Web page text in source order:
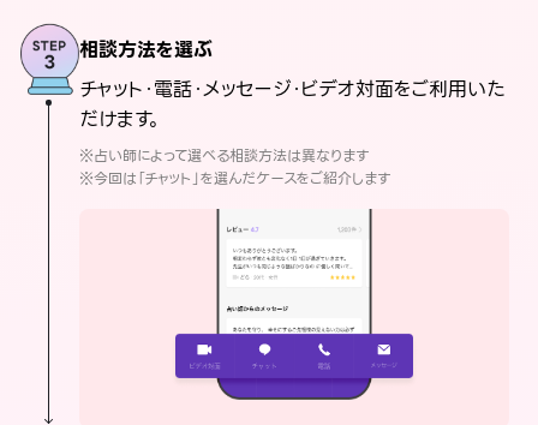
相談方法を選ぶ
チャット・電話・メッセージ・ビデオ対面をご利用いた
だけます。
※占い師によって選べる相談方法は異なります
※今回は「チャット」を選んだケースをご紹介します